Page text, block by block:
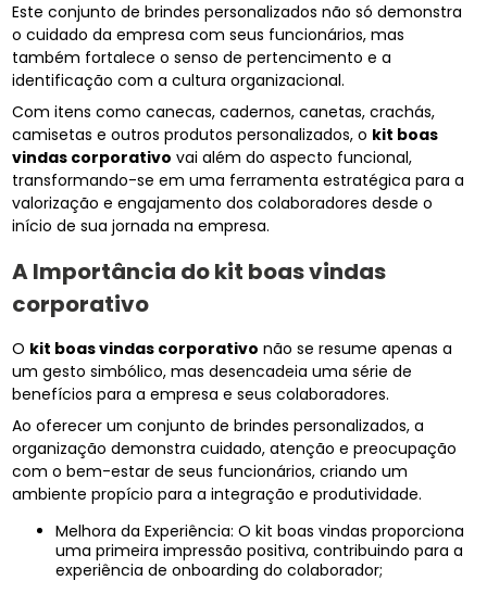
Este conjunto de brindes personalizados não só demonstra
o cuidado da empresa com seus funcionários, mas
também fortalece o senso de pertencimento e a
identificação com a cultura organizacional.
Com itens como canecas, cadernos, canetas, crachás,
camisetas e outros produtos personalizados, o kit boas
vindas corporativo vai além do aspecto funcional,
transformando-se em uma ferramenta estratégica para a
valorização e engajamento dos colaboradores desde o
início de sua jornada na empresa.
A Importância dokit boas vindas
corporativo
O kit boas vindas corporativo não se resume apenas a
um gesto simbólico, mas desencadeia uma série de
benefícios para a empresa e seus colaboradores.
Ao oferecer um conjunto de brindes personalizados, a
organização demonstra cuidado, atenção e preocupação
com o bem-estar de seus funcionários, criando um
ambiente propício para a integração e produtividade.
Melhora da Experiência: O kit boas vindas proporciona
uma primeira impressão positiva, contribuindo para a
experiência de onboarding do colaborador;